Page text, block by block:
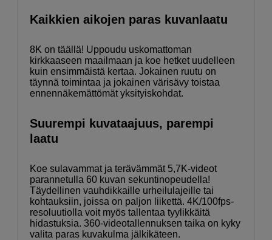
Kaikkien aikojen paras kuvanlaatu
8K on täällä! Uppoudu uskomattoman
kirkkaaseen maailmaan ja koe hetket uudelleen
kuin ensimmäistä kertaa. Jokainen ruutu on
täynnä toimintaa ja jokainen värisävy toistaa
ennennäkemättömät yksityiskohdat.
Suurempi kuvataajuus, parempi
laatu
Koe sulavammat ja terävämmät 5,7K-videot
parannetulla 60 kuvan sekuntinopeudella!
Täydellinen vauhdikkaille urheilulajeille tai
kohtauksiin, joissa on paljon liikettä. 4K/100fps-
resoluutiolla voit myös tallentaa tyylikkäitä
hidastuksia. 360-videotallennuksen taika on kyky
valita paras kuvakulma jälkikäteen.